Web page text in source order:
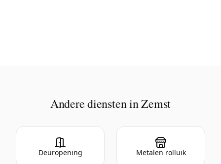
Andere diensten in Zemst
Deuropening Metalen rolluik